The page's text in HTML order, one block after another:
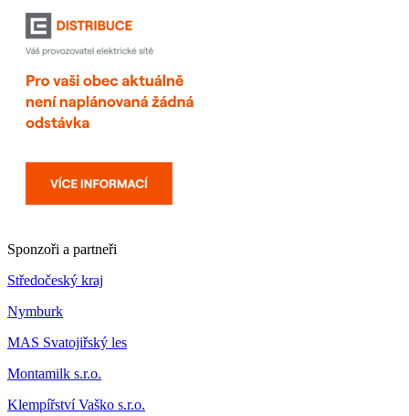
Sponzoři a partneři
Středočeský kraj
Nymburk
MAS Svatojiřský les
Montamilk s.r.o.
Klempířství Vaško s.r.o.